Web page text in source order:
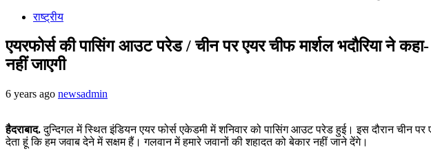
राष्ट्रीय
एयरफोर्स की पासिंग आउट परेड / चीन पर एयर चीफ मार्शल भदौरिया ने
नहीं जाएगी
6 years ago newsadmin
हैदराबाद.दुन्दिगल में स्थित इंडियन एयर फोर्स एकेडमी में शनिवार को पासिंग आउट परेड हुई। इस दौरान चीन
देता हूं कि हम जवाब देने में सक्षम हैं। गलवान में हमारे जवानों की शहादत को बेकार नहीं जाने देंगे।